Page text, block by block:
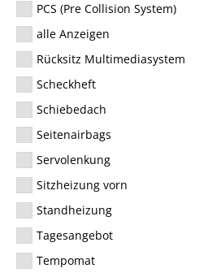
PCS (Pre Collision System)
alle Anzeigen
Rücksitz Multimediasystem
Scheckheft
Schiebedach
Seitenairbags
Servolenkung
Sitzheizung vorn
Standheizung
Tagesangebot
Tempomat